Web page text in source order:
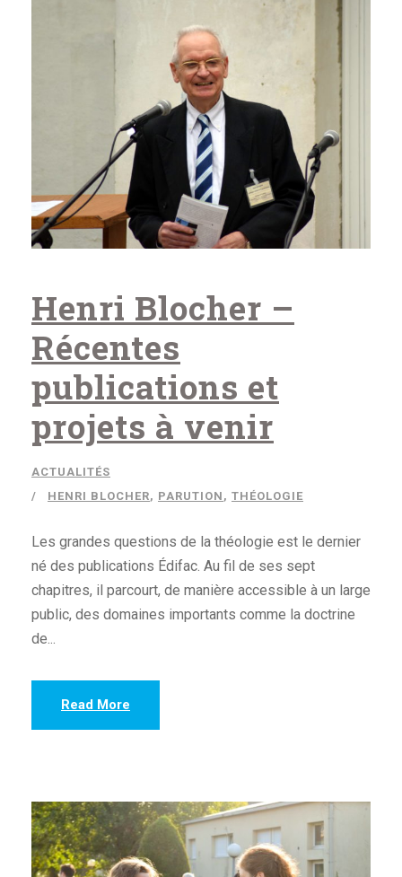
Henri Blocher –
Récentes
publications et
projets à venir
ACTUALITÉS
HENRI BLOCHER, PARUTION , THÉOLOGIE
Les grandes questions de la théologie est le dernier
né des publications Édifac. Au fil de ses sept
chapitres, il parcourt, de manière accessible à un large
public, des domaines importants comme la doctrine
de...
Read More